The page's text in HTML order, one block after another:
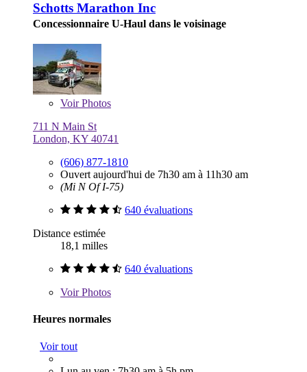
Schotts Marathon Inc
Concessionnaire U-Haul dans le voisinage
VoirPhotos
711 N Main St
London, KY 40741
(606) 877-1810
Ouvert aujourd'hui de 7h30 am à 11h30 am
(Mi N Of I-75)
640 évaluations
Distance estimée
18,1 milles
640 évaluations
VoirPhotos
Heures normales
Voir tout